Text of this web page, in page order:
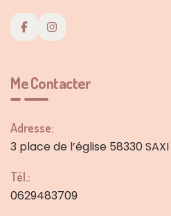
Me Contacter
Adresse:
3 place de l’église 58330 SAXI
Tél.:
0629483709